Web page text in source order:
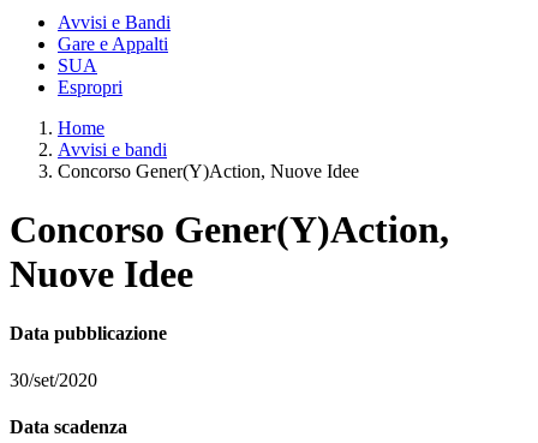
Avvisi e Bandi
Gare e Appalti
SUA
Espropri
Home
Avvisi e bandi
Concorso Gener(Y)Action, Nuove Idee
Concorso Gener(Y)Action,
Nuove Idee
Data pubblicazione
30/set/2020
Data scadenza